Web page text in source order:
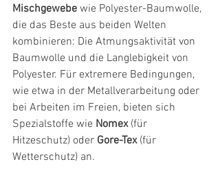
Mischgewebe wie Polyester-Baumwolle,
die das Beste aus beiden Welten
kombinieren: Die Atmungsaktivität von
Baumwolle und die Langlebigkeit von
Polyester. Für extremere Bedingungen,
wie etwa in der Metallverarbeitung oder
bei Arbeiten im Freien, bieten sich
Spezialstoffe wie Nomex (für
Hitzeschutz) oder Gore-Tex (für
Wetterschutz) an.